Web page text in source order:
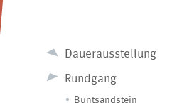
Dauerausstellung
Rundgang
Buntsandstein